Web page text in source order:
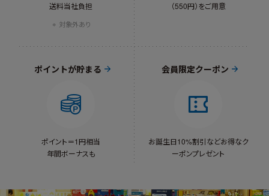
送料当社負担
対象外あり
（550円）をご用意
ポイントが貯まる
ポイント＝1円相当
年間ボーナスも
会員限定クーポン
お誕生日10%割引などお得なク
ーポンプレゼント